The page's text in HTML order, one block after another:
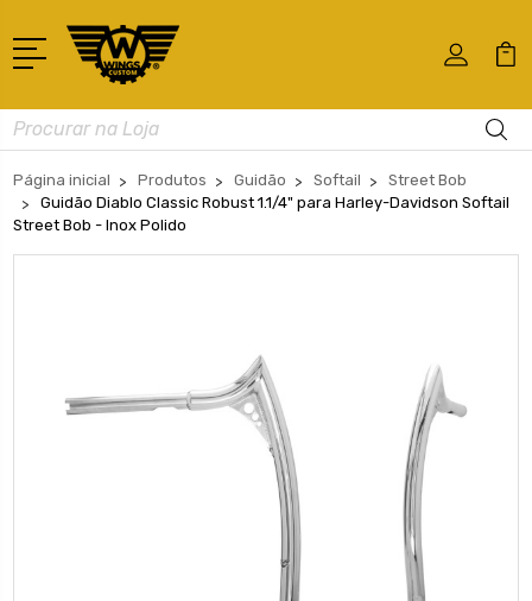
Busca
Página inicial Produtos Guidão Softail
Street Bob
Guidão Diablo Classic Robust 1.1/4" para Harley-Davidson Softail
Street Bob - Inox Polido